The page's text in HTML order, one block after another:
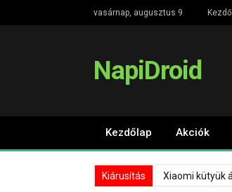
vasárnap, augusztus 9
NapiDroid
Kezdőlap Akciók
Kiárusítás Xiaomi kütyük